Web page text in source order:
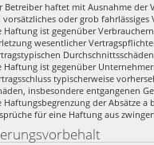
Betreiber haftet mit Ausnahme der
vorsätzliches oder grob
Haftung ist gegenüber
wesentlicher
Haftung ist gegenüber
typischerweise
insbesondere entgangenen
Haftungsbegrenzung der Absätze
für eine Haftung aus